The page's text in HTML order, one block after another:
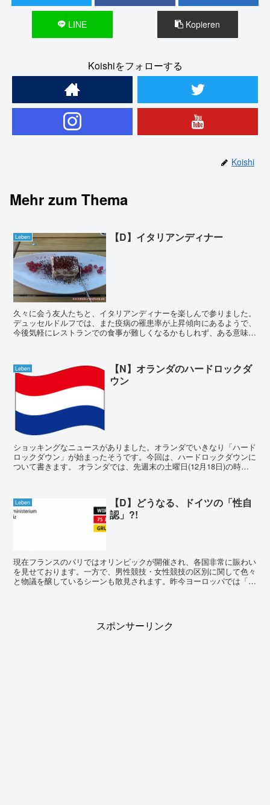
LINE Kopieren
Koishiをフォローする
Koishi
Mehr zum Thema
Leben 【D】イタリアンディナー
久々に会う友人たちと、イタリアンディナーを楽しんで参りました。
デュッセルドルフでは、また疫病の罹患率が上昇傾向にあるようで、
今後気軽にレストランでの食事が難しくなるかもしれず、ある意味良
Leben
【N】オランダのハードロックダ
ウン
ショッキングなニュースがありました。オランダでいきなり「ハード
ロックダウン」が始まったそうです。今回は、ハードロックダウンに
ついて書きます。 オランダでは、先週末の土曜日(12月18日)の時点
Leben
【D】どうなる、ドイツの「性自
認」?!
現在フランスのパリではオリンピックが開催され、各国非常に賑わい
を見せております。一方で、男性競技・女性競技の区別に関して色々
と物議を醸しているシーンも散見されます。昨今ヨーロッパでは「性
スポンサーリンク